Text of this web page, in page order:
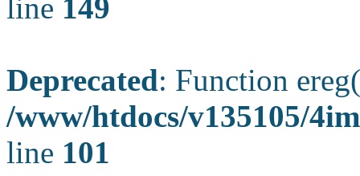
line 149
Deprecated: Function
/www/htdocs/v135105/
line 101